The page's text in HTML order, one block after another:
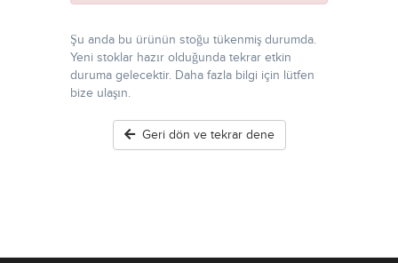
Şu anda bu ürünün stoğu tükenmiş durumda.
Yeni stoklar hazır olduğunda tekrar etkin
duruma gelecektir. Daha fazla bilgi için lütfen
bize ulaşın.
Geri dön ve tekrar dene